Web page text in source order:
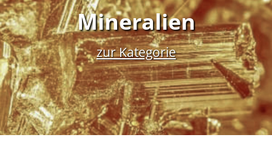
Mineralien
zur Kategorie